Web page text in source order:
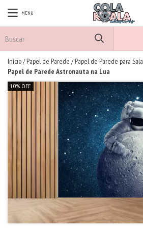
MENU
Início/ Papel de Parede / Papel de Parede para Sala
Papel de Parede Astronauta na Lua
10% OFF